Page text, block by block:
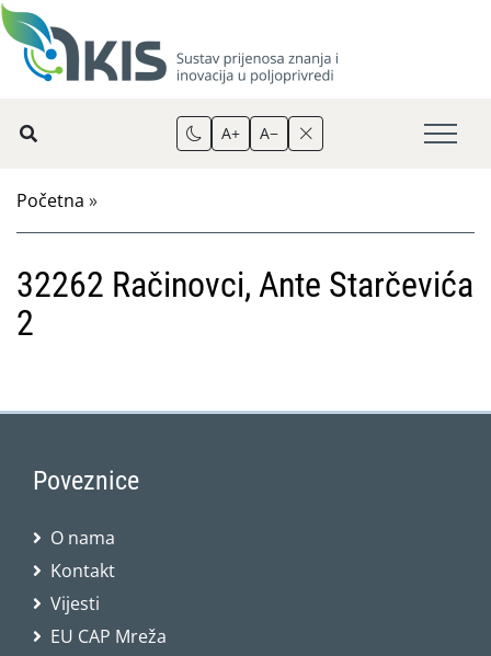
A+ A−
Početna »
32262 Račinovci, Ante Starčevića
2
Poveznice
O nama
Kontakt
Vijesti
EU CAP Mreža